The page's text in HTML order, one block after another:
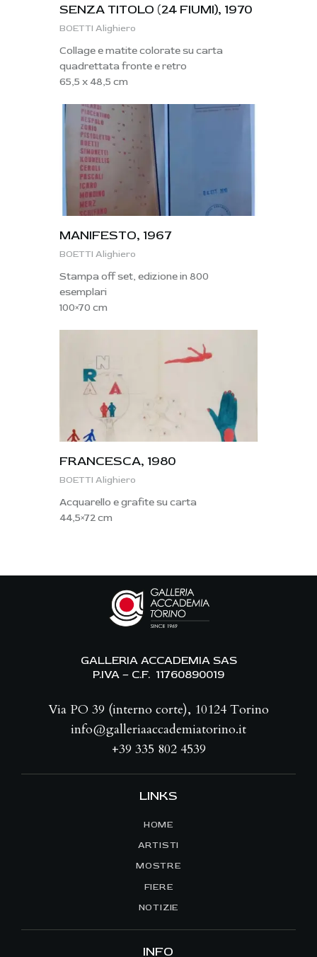
SENZA TITOLO (24 FIUMI), 1970
BOETTI Alighiero
Collage e matite colorate su carta
quadrettata fronte e retro
65,5 x 48,5 cm
MANIFESTO, 1967
BOETTI Alighiero
Stampa off set, edizione in 800
esemplari
100×70 cm
FRANCESCA, 1980
BOETTI Alighiero
Acquarello e grafite su carta
44,5×72 cm
GALLERIA ACCADEMIA SAS
P.IVA – C.F. 11760890019
Via PO 39 (interno corte), 10124 Torino
info@galleriaaccademiatorino.it
+39 335 802 4539
LINKS
HOME
ARTISTI
MOSTRE
FIERE
NOTIZIE
INFO